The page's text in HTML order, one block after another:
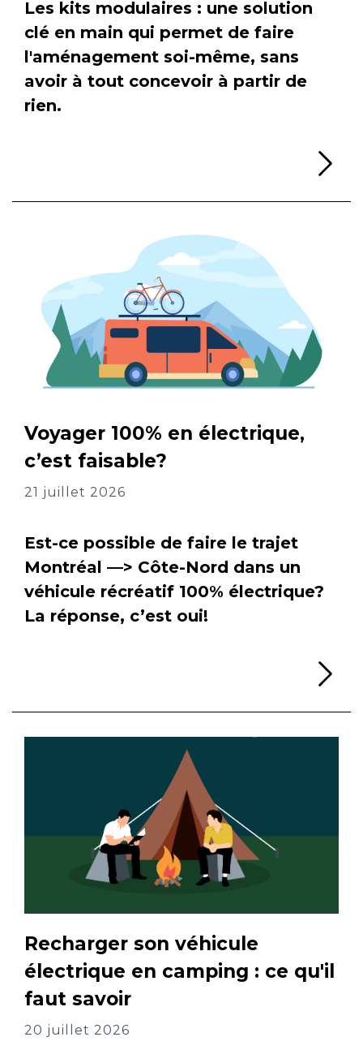
Les kits modulaires : une solution
clé en main qui permet de faire
l'aménagement soi-même, sans
avoir à tout concevoir à partir de
rien.
Voyager 100% en électrique,
c’est faisable?
21 juillet 2026
Est-ce possible de faire le trajet
Montréal —> Côte-Nord dans un
véhicule récréatif 100% électrique?
La réponse, c’est oui!
Recharger son véhicule
électrique en camping : ce qu'il
faut savoir
20 juillet 2026